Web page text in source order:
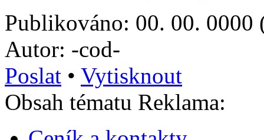
Publikováno: 00. 00. 0000
Autor: -cod-
Poslat • Vytisknout
Obsah tématu Reklama: